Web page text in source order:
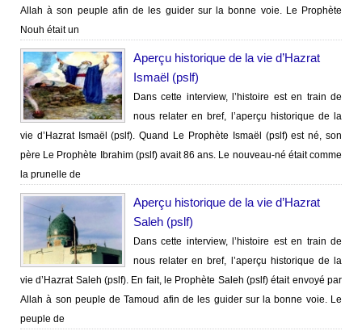
Allah à son peuple afin de les guider sur la bonne voie. Le Prophète
Nouh était un
Aperçu historique de la vie d’Hazrat
Ismaël (pslf)
Dans cette interview, l’histoire est en train de
nous relater en bref, l’aperçu historique de la
vie d’Hazrat Ismaël (pslf). Quand Le Prophète Ismaël (pslf) est né, son
père Le Prophète Ibrahim (pslf) avait 86 ans. Le nouveau-né était comme
la prunelle de
Aperçu historique de la vie d’Hazrat
Saleh (pslf)
Dans cette interview, l’histoire est en train de
nous relater en bref, l’aperçu historique de la
vie d’Hazrat Saleh (pslf). En fait, le Prophète Saleh (pslf) était envoyé par
Allah à son peuple de Tamoud afin de les guider sur la bonne voie. Le
peuple de